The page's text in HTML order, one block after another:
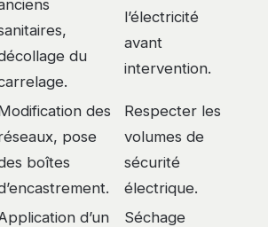
du
l’électricité
avant
intervention.
des
pose
boîtes
Respecter les
volumes de
sécurité
électrique.
d’un
Séchage